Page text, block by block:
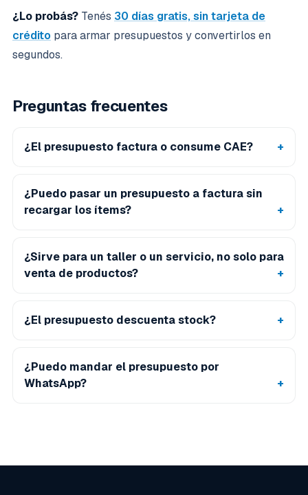
¿Lo probás? Tenés 30 días gratis, sin tarjeta de
crédito para armar presupuestos y convertirlos en
segundos.
Preguntas frecuentes
¿El presupuesto factura o consume CAE?
¿Puedo pasar un presupuesto a factura sin
recargar los ítems?
¿Sirve para un taller o un servicio, no solo para
venta de productos?
¿El presupuesto descuenta stock?
¿Puedo mandar el presupuesto por
WhatsApp?